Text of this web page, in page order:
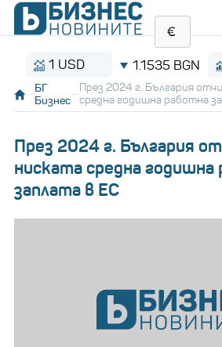
1 USD 1.1535 BGN
БГ
Бизнес
През 2024 г. България
средна годишна работна
През 2024 г. България
ниската средна годишна
заплата в ЕС